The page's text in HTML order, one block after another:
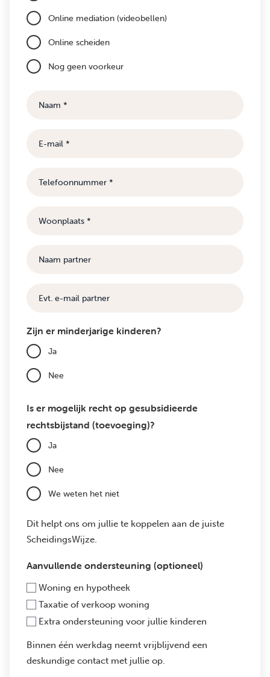
Online mediation (videobellen)
Online scheiden
Nog geen voorkeur
Zijn er minderjarige kinderen?
Ja
Nee
Is er mogelijk recht op gesubsidieerde
rechtsbijstand (toevoeging)?
Ja
Nee
We weten het niet
Dit helpt ons om jullie te koppelen aan de juiste
ScheidingsWijze.
Aanvullende ondersteuning (optioneel)
Woning en hypotheek
Taxatie of verkoop woning
Extra ondersteuning voor jullie kinderen
Binnen één werkdag neemt vrijblijvend een
deskundige contact met jullie op.